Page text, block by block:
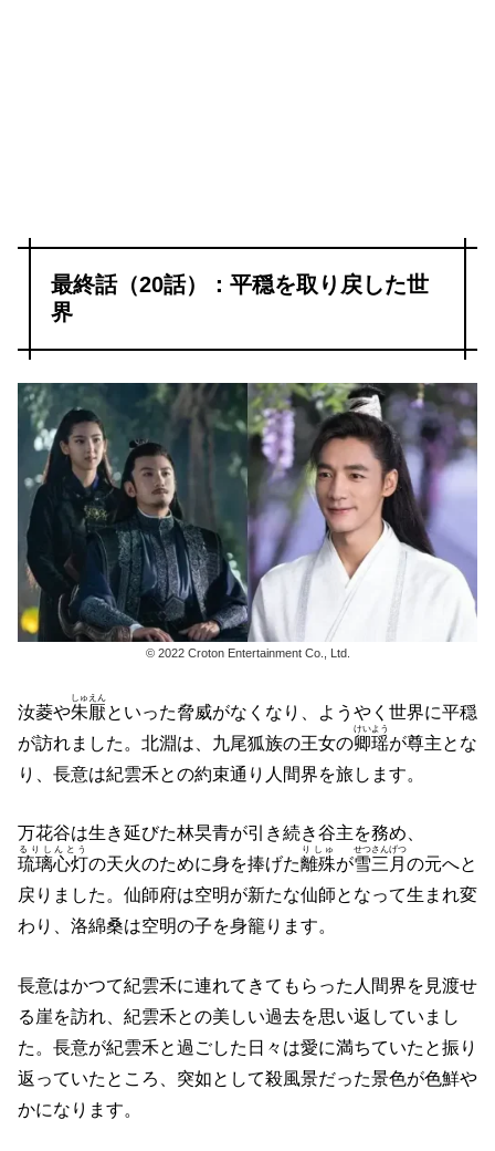
最終話（20話）：平穏を取り戻した世
界
© 2022 Croton Entertainment Co., Ltd.
汝菱や朱厭
しゅえん
といった脅威がなくなり、ようやく世界に平穏
が訪れました。北淵は、九尾狐族の王女の卿瑶
けいよう
が尊主とな
り、長意は紀雲禾との約束通り人間界を旅します。
万花谷は生き延びた林旲青が引き続き谷主を務め、
琉璃心灯
るりしんとう
の天火のために身を捧げた離殊
りしゅ
が雪三月
せつさんげつ
の元へと
戻りました。仙師府は空明が新たな仙師となって生まれ変
わり、洛綿桑は空明の子を身籠ります。
長意はかつて紀雲禾に連れてきてもらった人間界を見渡せ
る崖を訪れ、紀雲禾との美しい過去を思い返していまし
た。長意が紀雲禾と過ごした日々は愛に満ちていたと振り
返っていたところ、突如として殺風景だった景色が色鮮や
かになります。